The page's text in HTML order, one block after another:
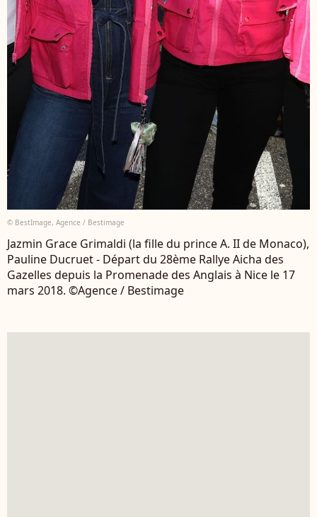
© BestImage, Agence / Bestimage
Jazmin Grace Grimaldi (la fille du prince A. II de Monaco),
Pauline Ducruet - Départ du 28ème Rallye Aicha des
Gazelles depuis la Promenade des Anglais à Nice le 17
mars 2018. ©Agence / Bestimage